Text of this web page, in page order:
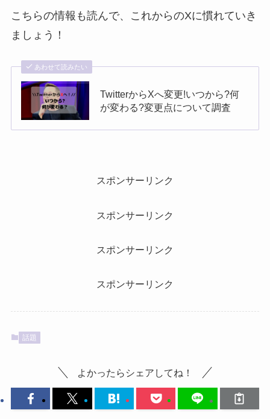
こちらの情報も読んで、これからのXに慣れていき
ましょう！
あわせて読みたい
TwitterからXへ変更!いつから?何
が変わる?変更点について調査
スポンサーリンク
スポンサーリンク
スポンサーリンク
スポンサーリンク
話題
よかったらシェアしてね！